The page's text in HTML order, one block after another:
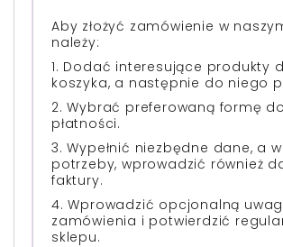
Aby złożyć zamówienie w
należy:
1. Dodać interesujące produkty
koszyka, a następnie do niego
2. Wybrać preferowaną formę
płatności.
3. Wypełnić niezbędne dane, a
potrzeby, wprowadzić również
faktury.
4. Wprowadzić opcjonalną
zamówienia i potwierdzić
sklepu.